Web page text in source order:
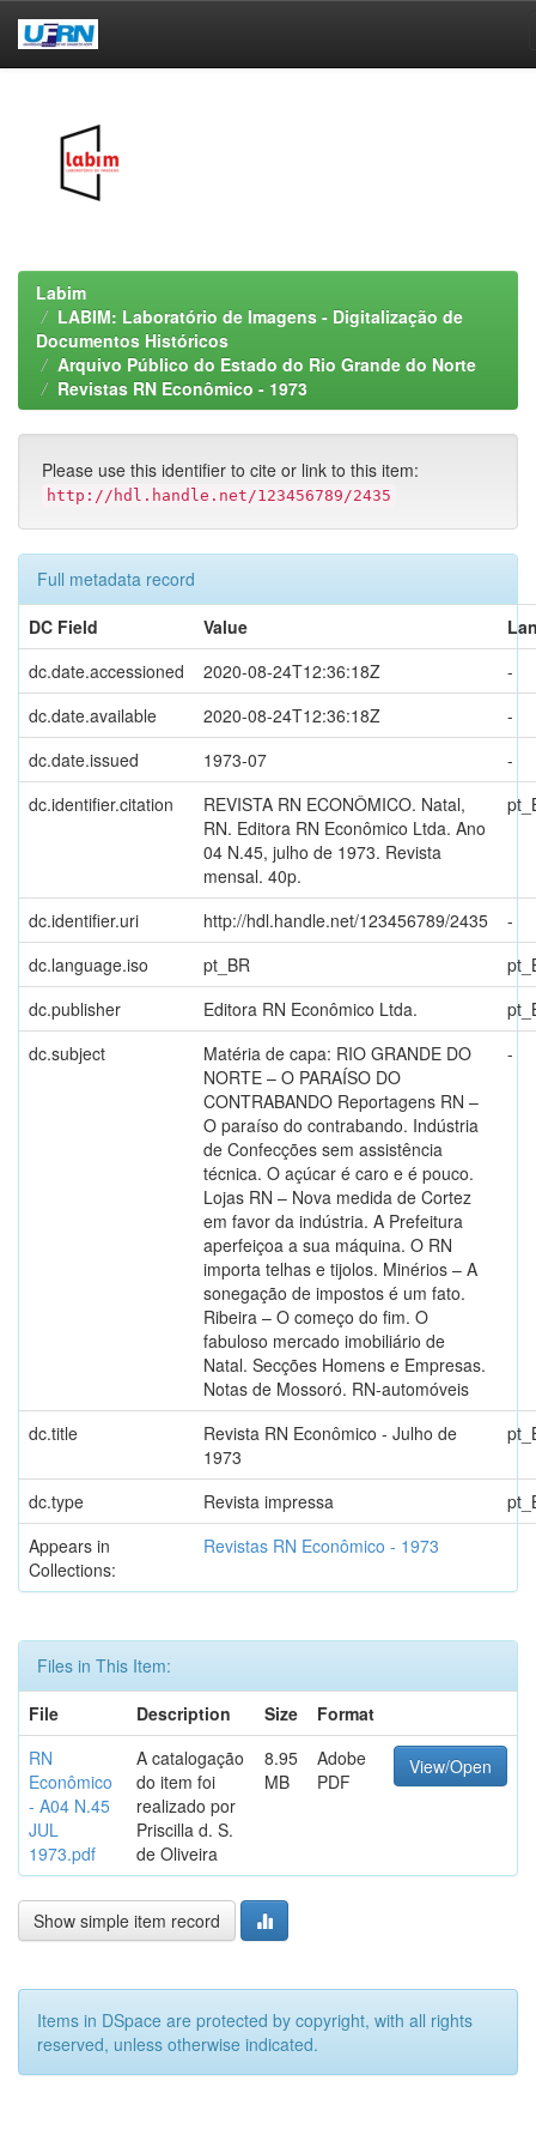
Labim
LABIM: Laboratório de Imagens - Digitalização de
Documentos Históricos
Arquivo Público do Estado do Rio Grande do Norte
Revistas RN Econômico - 1973
Please use this identifier to cite or link to this item:
http://hdl.handle.net/123456789/2435
Full metadata record
DC Field
Value
dc.date.accessioned
2020-08-24T12:36:18Z
-
dc.date.available
2020-08-24T12:36:18Z
-
dc.date.issued
1973-07
-
dc.identifier.citation
REVISTA RN ECONÔMICO. Natal,
RN. Editora RN Econômico Ltda. Ano
04 N.45, julho de 1973. Revista
mensal. 40p.
dc.identifier.uri http://hdl.handle.net/123456789/2435
-
dc.language.iso
pt_BR
dc.publisher
Editora RN Econômico Ltda.
dc.subject
Matéria de capa: RIO GRANDE DO
NORTE – O PARAÍSO DO
CONTRABANDO Reportagens RN –
O paraíso do contrabando. Indústria
de Confecções sem assistência
técnica. O açúcar é caro e é pouco.
Lojas RN – Nova medida de Cortez
em favor da indústria. A Prefeitura
aperfeiçoa a sua máquina. O RN
importa telhas e tijolos. Minérios – A
sonegação de impostos é um fato.
Ribeira – O começo do fim. O
fabuloso mercado imobiliário de
Natal. Secções Homens e Empresas.
Notas de Mossoró. RN-automóveis
-
dc.title
Revista RN Econômico - Julho de
1973
dc.type Revista impressa
Appears in
Collections:
Revistas RN Econômico - 1973
Files in This Item:
File
Description Size
Format
RN
Econômico
- A04 N.45
JUL
1973.pdf
A catalogação
do item foi
realizado por
Priscilla d. S.
de Oliveira
8.95
MB
Adobe
PDF
View/Open
Show simple item record
Items in DSpace are protected by copyright, with all rights
reserved, unless otherwise indicated.